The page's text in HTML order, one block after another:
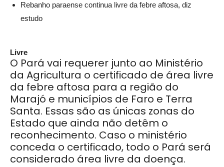
Rebanho paraense continua livre da febre aftosa, diz
estudo
Livre
O Pará vai requerer junto ao Ministério
da Agricultura o certificado de área livre
da febre aftosa para a região do
Marajó e municípios de Faro e Terra
Santa. Essas são as únicas zonas do
Estado que ainda não detêm o
reconhecimento. Caso o ministério
conceda o certificado, todo o Pará será
considerado área livre da doença.